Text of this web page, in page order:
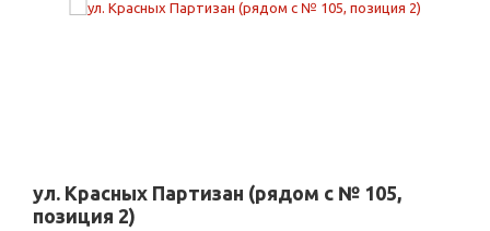
ул. Красных Партизан (рядом с № 105,
позиция 2)